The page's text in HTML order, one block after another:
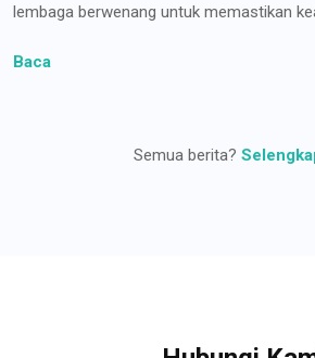
lembaga berwenang untuk memastikan
Baca
Semua berita?